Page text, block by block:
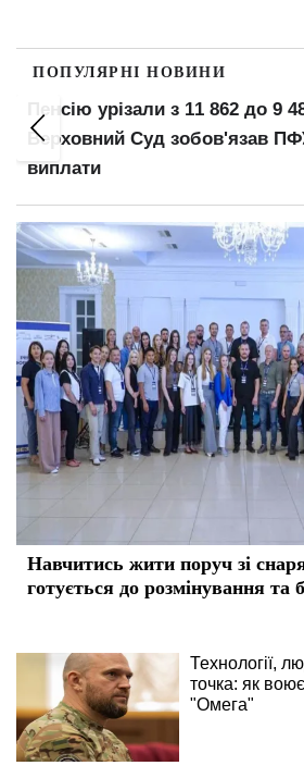
ПОПУЛЯРНІ НОВИНИ
5 років в'язниці попри
вирок за ухилення від
Навчитись жити поруч зі
готується до розмінування та
Технології,
точка: як
"Омега"